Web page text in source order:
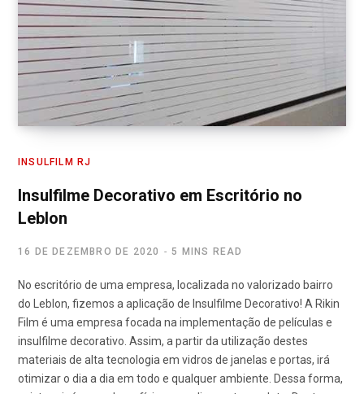
INSULFILM RJ
Insulfilme Decorativo em Escritório no
Leblon
16 DE DEZEMBRO DE 2020 5 MINS READ
No escritório de uma empresa, localizada no valorizado bairro
do Leblon, fizemos a aplicação de Insulfilme Decorativo! A Rikin
Film é uma empresa focada na implementação de películas e
insulfilme decorativo. Assim, a partir da utilização destes
materiais de alta tecnologia em vidros de janelas e portas, irá
otimizar o dia a dia em todo e qualquer ambiente. Dessa forma,